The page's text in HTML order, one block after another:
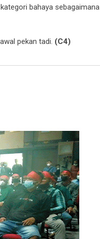
bahaya sebagaimana
pekan tadi. (C4)